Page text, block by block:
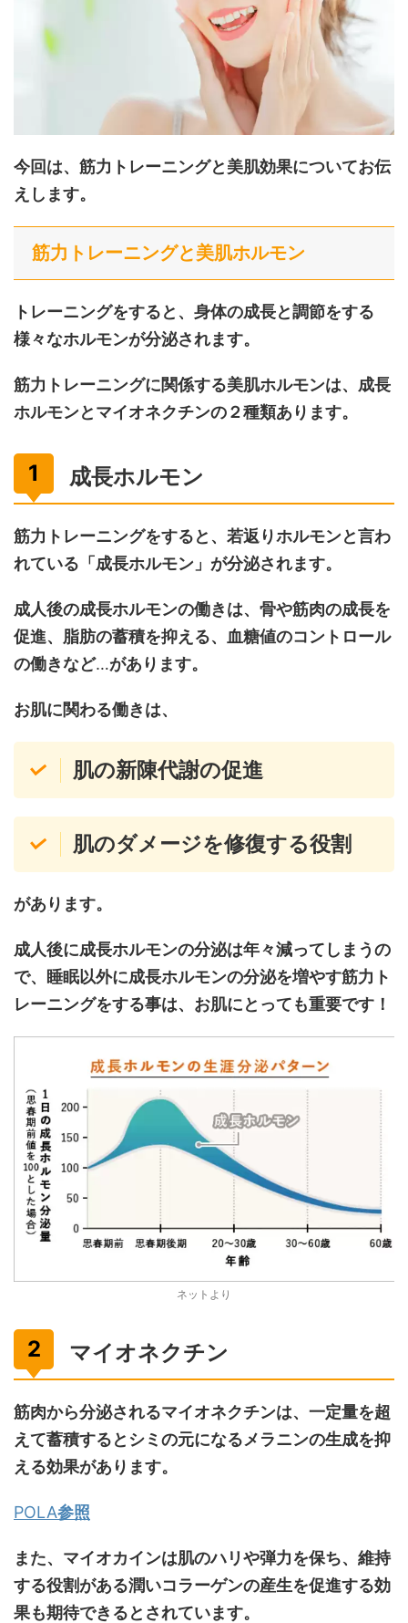
今回は、筋力トレーニングと美肌効果についてお伝
えします。
筋力トレーニングと美肌ホルモン
トレーニングをすると、身体の成長と調節をする
様々なホルモンが分泌されます。
筋力トレーニングに関係する美肌ホルモンは、成長
ホルモンとマイオネクチンの２種類あります。
成長ホルモン
筋力トレーニングをすると、若返りホルモンと言わ
れている「成長ホルモン」が分泌されます。
成人後の成長ホルモンの働きは、骨や筋肉の成長を
促進、脂肪の蓄積を抑える、血糖値のコントロール
の働きなど…があります。
お肌に関わる働きは、
肌の新陳代謝の促進
肌のダメージを修復する役割
があります。
成人後に成長ホルモンの分泌は年々減ってしまうの
で、睡眠以外に成長ホルモンの分泌を増やす筋力ト
レーニングをする事は、お肌にとっても重要です！
ネットより
マイオネクチン
筋肉から分泌されるマイオネクチンは、一定量を超
えて蓄積するとシミの元になるメラニンの生成を抑
える効果があります。
POLA参照
また、マイオカインは肌のハリや弾力を保ち、維持
する役割がある潤いコラーゲンの産生を促進する効
果も期待できるとされています。